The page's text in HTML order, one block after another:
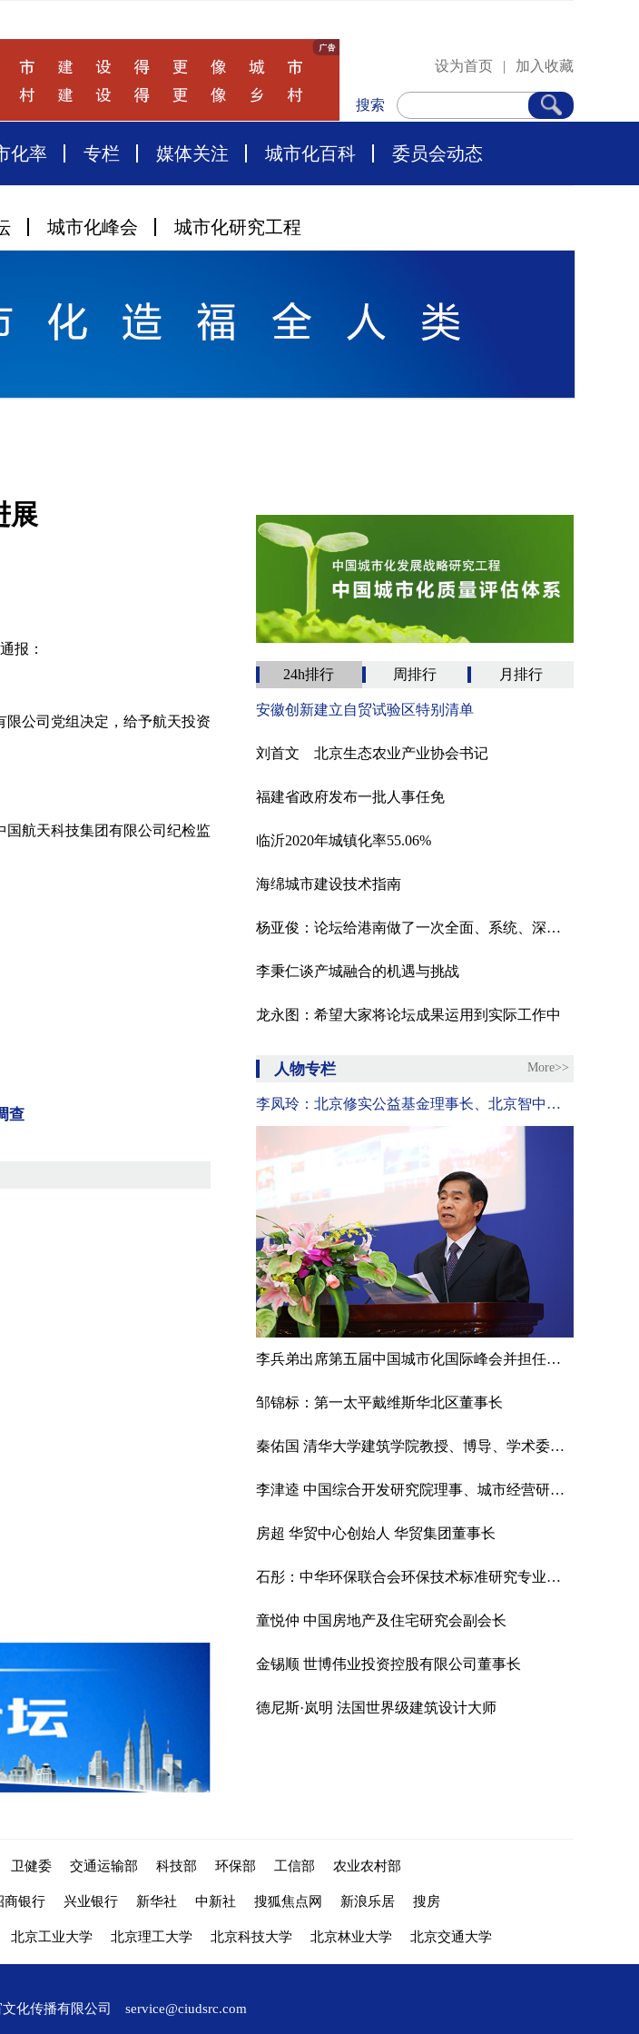
设为首页 | 加入收藏
搜索
化率 专栏 媒体关注 城市化百科 委员会动态
城市化峰会 城市化研究工程
展
报：
公司党组决定，给予航天投资
航天科技集团有限公司纪检监
查
24h排行 周排行 月排行
安徽创新建立自贸试验区特别清单
刘首文 北京生态农业产业协会书记
福建省政府发布一批人事任免
临沂2020年城镇化率55.06%
海绵城市建设技术指南
杨亚俊：论坛给港南做了一次全面、系统、深度的体检
李秉仁谈产城融合的机遇与挑战
龙永图：希望大家将论坛成果运用到实际工作中
人物专栏 More>>
李凤玲：北京修实公益基金理事长、北京智中能源互联网研究院院长、清华大学教授
李兵弟出席第五届中国城市化国际峰会并担任正大平谷蛋鸡项目案例点评专家
邹锦标：第一太平戴维斯华北区董事长
秦佑国 清华大学建筑学院教授、博导、学术委员会主任
李津逵 中国综合开发研究院理事、城市经营研究中心主任研究员
房超 华贸中心创始人 华贸集团董事长
石彤：中华环保联合会环保技术标准研究专业委员会副秘书长
童悦仲 中国房地产及住宅研究会副会长
金锡顺 世博伟业投资控股有限公司董事长
德尼斯·岚明 法国世界级建筑设计大师
卫健委 交通运输部 科技部 环保部 工信部 农业农村部
商银行 兴业银行 新华社 中新社 搜狐焦点网 新浪乐居 搜房
北京工业大学 北京理工大学 北京科技大学 北京林业大学 北京交通大学
文化传播有限公司 service@ciudsrc.com